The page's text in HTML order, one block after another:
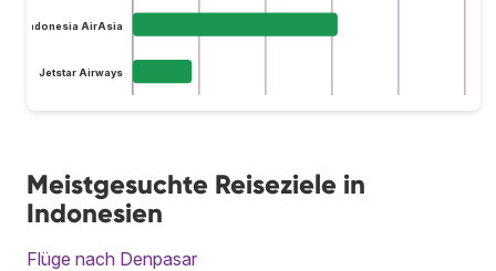
Indonesia AirAsia
Jetstar Airways
Meistgesuchte Reiseziele in
Indonesien
Flüge nach Denpasar